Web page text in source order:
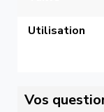
Utilisation
Vos